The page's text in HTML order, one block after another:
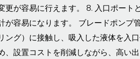
更が容易に行えます。 8. 入口ポー
が容易になります。 ブレードポン
ング）に接触し、吸入した液体を入
設置コストを削減しながら、高い